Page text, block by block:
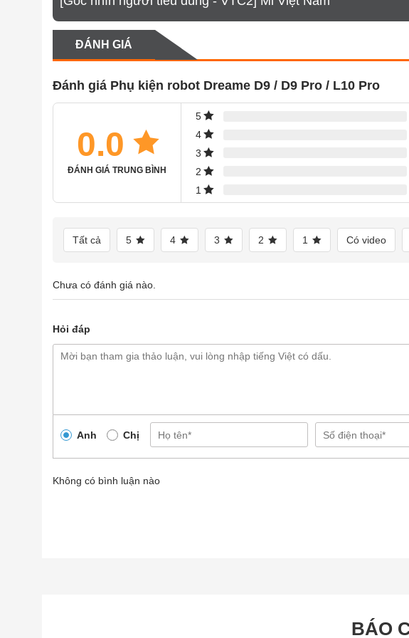
Tôi muốn kiểm tra đơn hàng đã đặt thì làm như thế nào? Vào
ĐÁNH GIÁ
Đánh giá Phụ kiện robot Dreame D9 / D9 Pro / L10 Pro
0.0
ĐÁNH GIÁ TRUNG BÌNH
5
4
3
2
1
Tất cả 5 4 3 2 1 Có video
Chưa có đánh giá nào.
Hỏi đáp
Anh Chị
Không có bình luận nào
BÁO